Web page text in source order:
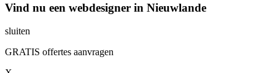
Vind nu een webdesigner in Nieuwlande
sluiten
GRATIS offertes aanvragen